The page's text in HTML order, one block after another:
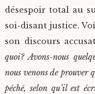
désespoir total au
soi-disant justice.
son discours
quoi? Avons-nous
nous venons de prouver
péché, selon qu’il est